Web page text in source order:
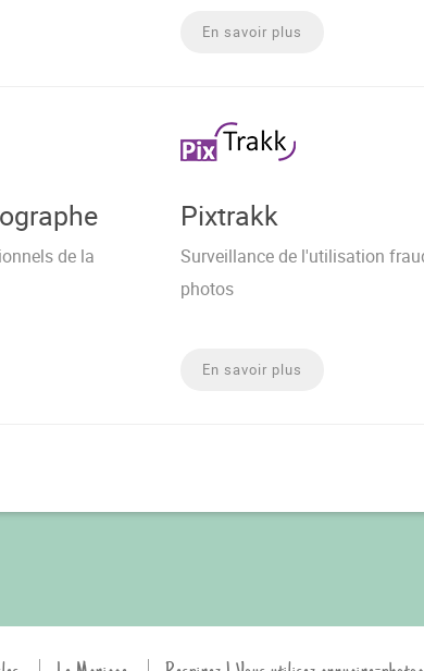
En savoir plus
de la
Pixtrakk
Surveillance de l'utilisation
photos
En savoir plus